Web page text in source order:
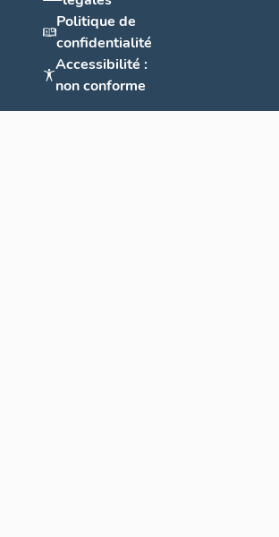
Politique de
confidentialité
Accessibilité :
non conforme